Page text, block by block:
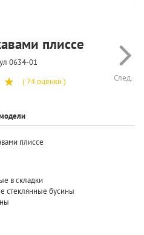
плиссе
0634-01
След.
☆ ( 74 оценки )
плиссе
в складки
стеклянные бусины